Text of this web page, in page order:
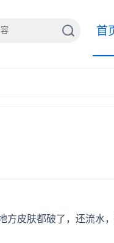
首
方皮肤都破了，还流水